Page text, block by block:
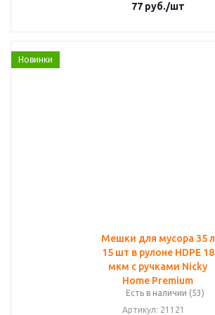
77руб./шт
Новинки
Мешки для мусора 35 л
15 шт в рулоне HDPE 18
мкм с ручками Nicky
Home Premium
Есть в наличии (53)
Артикул: 21121